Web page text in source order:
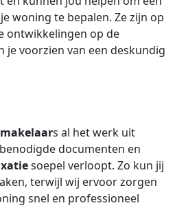
woning te bepalen. Ze zijn op
ontwikkelingen op de
voorzien van een deskundig
makelaars al het werk uit
documenten en
soepel verloopt. Zo kun jij
terwijl wij ervoor zorgen
snel en professioneel